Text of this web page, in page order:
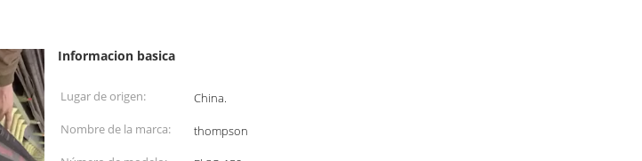
Informacion basica
Lugar de origen:
China.
Nombre de la marca:
thompson